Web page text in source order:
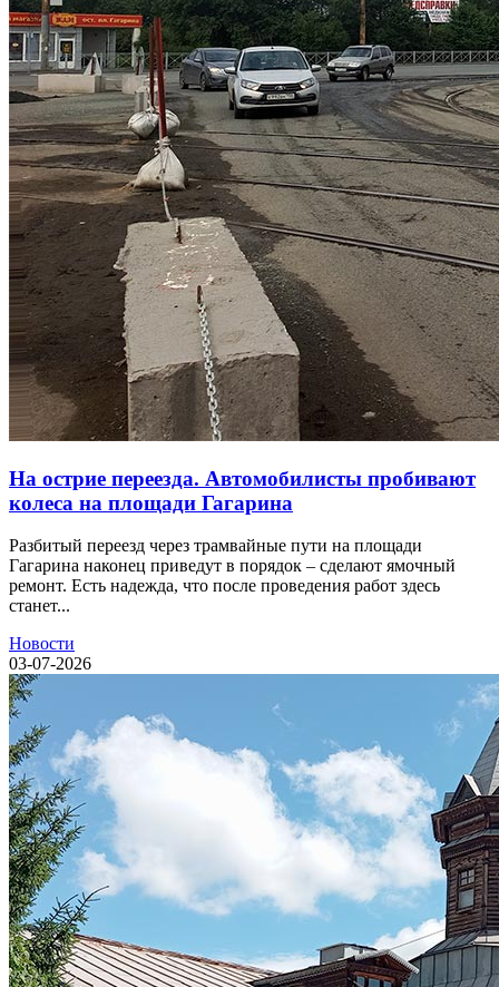
На острие переезда. Автомобилисты пробивают
колеса на площади Гагарина
Разбитый переезд через трамвайные пути на площади
Гагарина наконец приведут в порядок – сделают ямочный
ремонт. Есть надежда, что после проведения работ здесь
станет...
Новости
03-07-2026